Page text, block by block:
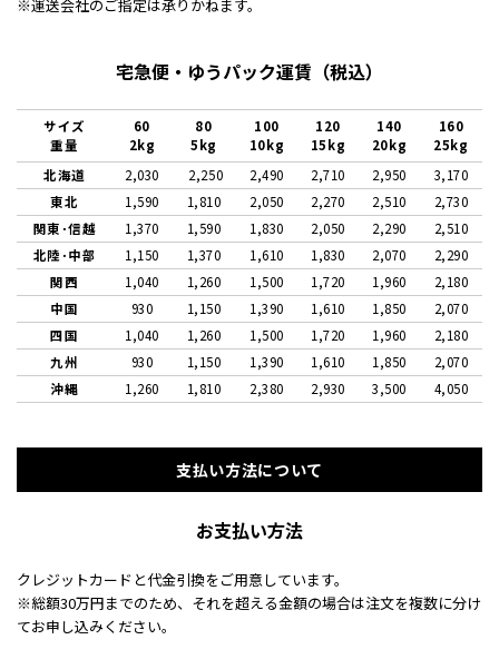
※運送会社のご指定は承りかねます。
宅急便・ゆうパック運賃（税込）
サイズ
重量
60
2kg
80
5kg
100
10kg
120
15kg
140
20kg
160
25kg
北海道
2,030 2,250 2,490 2,710 2,950
3,170
東北
1,590 1,810 2,050 2,270 2,510
2,730
関東･信越
1,370 1,590 1,830 2,050 2,290
2,510
北陸･中部
1,150 1,370 1,610 1,830 2,070
2,290
関西
1,040 1,260 1,500 1,720 1,960
2,180
中国
930 1,150 1,390 1,610 1,850
2,070
四国
1,040 1,260 1,500 1,720 1,960
2,180
九州
930 1,150 1,390 1,610 1,850
2,070
沖縄
1,260 1,810 2,380 2,930 3,500 4,050
支払い方法について
お支払い方法
クレジットカードと代金引換をご用意しています。
※総額30万円までのため、それを超える金額の場合は注文を複数に分け
てお申し込みください。